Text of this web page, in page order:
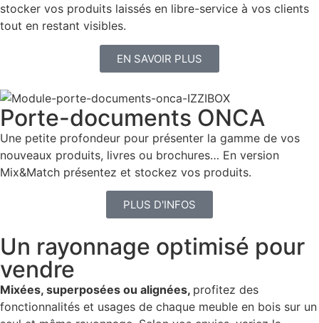
stocker vos produits laissés en libre-service à vos clients
tout en restant visibles.
EN SAVOIR PLUS
Porte-documents ONCA
Une petite profondeur pour présenter la gamme de vos
nouveaux produits, livres ou brochures… En version
Mix&Match présentez et stockez vos produits.
PLUS D'INFOS
Un rayonnage optimisé pour
vendre
Mixées, superposées ou alignées, profitez des
fonctionnalités et usages de chaque meuble en bois sur un